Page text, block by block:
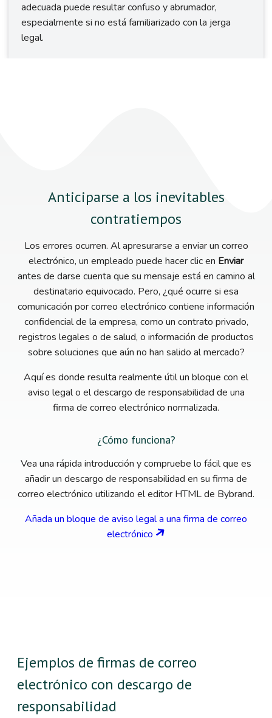
adecuada puede resultar confuso y abrumador,
especialmente si no está familiarizado con la jerga
legal.
Anticiparse a los inevitables
contratiempos
Los errores ocurren. Al apresurarse a enviar un correo
electrónico, un empleado puede hacer clic en Enviar
antes de darse cuenta que su mensaje está en camino al
destinatario equivocado. Pero, ¿qué ocurre si esa
comunicación por correo electrónico contiene información
confidencial de la empresa, como un contrato privado,
registros legales o de salud, o información de productos
sobre soluciones que aún no han salido al mercado?
Aquí es donde resulta realmente útil un bloque con el
aviso legal o el descargo de responsabilidad de una
firma de correo electrónico normalizada.
¿Cómo funciona?
Vea una rápida introducción y compruebe lo fácil que es
añadir un descargo de responsabilidad en su firma de
correo electrónico utilizando el editor HTML de Bybrand.
Añada un bloque de aviso legal a una firma de correo
electrónico
Ejemplos de firmas de correo
electrónico con descargo de
responsabilidad